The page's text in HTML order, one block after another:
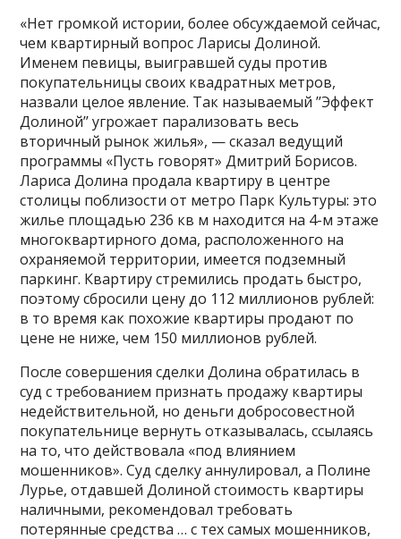
«Нет громкой истории, более обсуждаемой сейчас,
чем квартирный вопрос Ларисы Долиной.
Именем певицы, выигравшей суды против
покупательницы своих квадратных метров,
назвали целое явление. Так называемый ’’Эффект
Долиной’’ угрожает парализовать весь
вторичный рынок жилья», — сказал ведущий
программы «Пусть говорят» Дмитрий Борисов.
Лариса Долина продала квартиру в центре
столицы поблизости от метро Парк Культуры: это
жилье площадью 236 кв м находится на 4-м этаже
многоквартирного дома, расположенного на
охраняемой территории, имеется подземный
паркинг. Квартиру стремились продать быстро,
поэтому сбросили цену до 112 миллионов рублей:
в то время как похожие квартиры продают по
цене не ниже, чем 150 миллионов рублей.
После совершения сделки Долина обратилась в
суд с требованием признать продажу квартиры
недействительной, но деньги добросовестной
покупательнице вернуть отказывалась, ссылаясь
на то, что действовала «под влиянием
мошенников». Суд сделку аннулировал, а Полине
Лурье, отдавшей Долиной стоимость квартиры
наличными, рекомендовал требовать
потерянные средства … с тех самых мошенников,